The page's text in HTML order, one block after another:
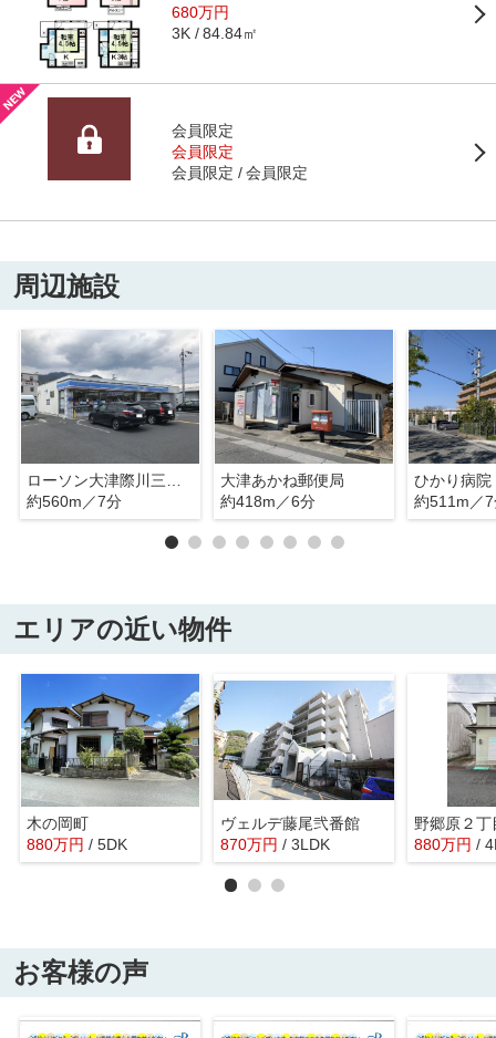
680万円
3K 84.84㎡
会員限定
会員限定
会員限定
会員限定
周辺施設
約560m／7分
大津あかね郵便局
約418m／6分
ひかり病院
約511m／
エリアの近い物件
木の岡町
880万円 / 5DK
ヴェルデ藤尾弐番館
870万円 / 3LDK
野郷原２丁
880万円 /
お客様の声